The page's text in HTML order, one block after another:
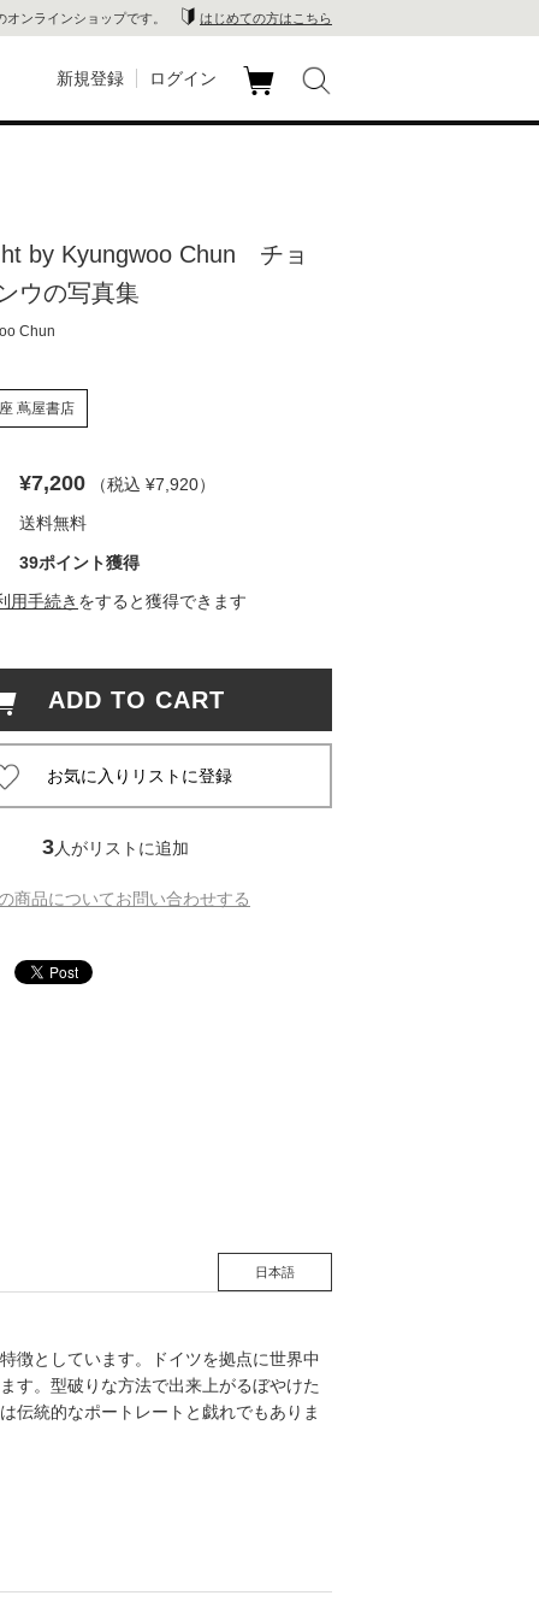
ンラインショップです。 はじめての方はこちら
蔦
蔦
屋
新規登録 ログイン
by Kyungwoo Chun チョ
ウの写真集
Chun
蔦屋書店
¥7,200 （税込 ¥7,920）
送料無料
39ポイント獲得
用手続き をすると獲得できます
ADD TO CART
3人がリストに追加
商品についてお問い合わせする
日本語
徴としています。ドイツを拠点に世界中
す。型破りな方法で出来上がるぼやけた
伝統的なポートレートと戯れでもありま